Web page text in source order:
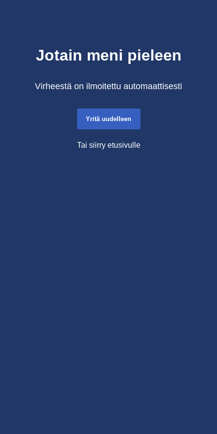
Jotain meni pieleen
Virheestä on ilmoitettu automaattisesti
Yritä uudelleen
Tai siirry etusivulle